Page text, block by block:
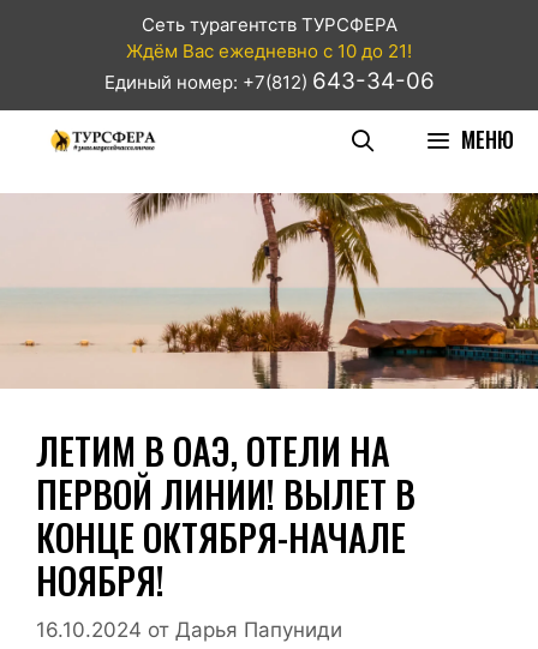
Сеть турагентств ТУРСФЕРА
Ждём Вас ежедневно с 10 до 21!
Единый номер: +7(812) 643-34-06
МЕНЮ
ЛЕТИМ В ОАЭ, ОТЕЛИ НА
ПЕРВОЙ ЛИНИИ! ВЫЛЕТ В
КОНЦЕ ОКТЯБРЯ-НАЧАЛЕ
НОЯБРЯ!
16.10.2024 от Дарья Папуниди